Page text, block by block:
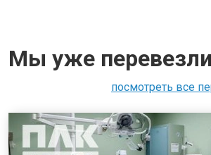
Мы уже
посмотреть все